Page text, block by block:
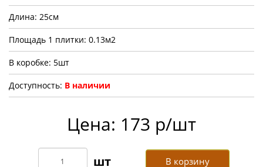
Длина: 25см
Площадь 1 плитки: 0.13м2
В коробке: 5шт
Доступность: В наличии
Цена: 173 р/шт
В корзину